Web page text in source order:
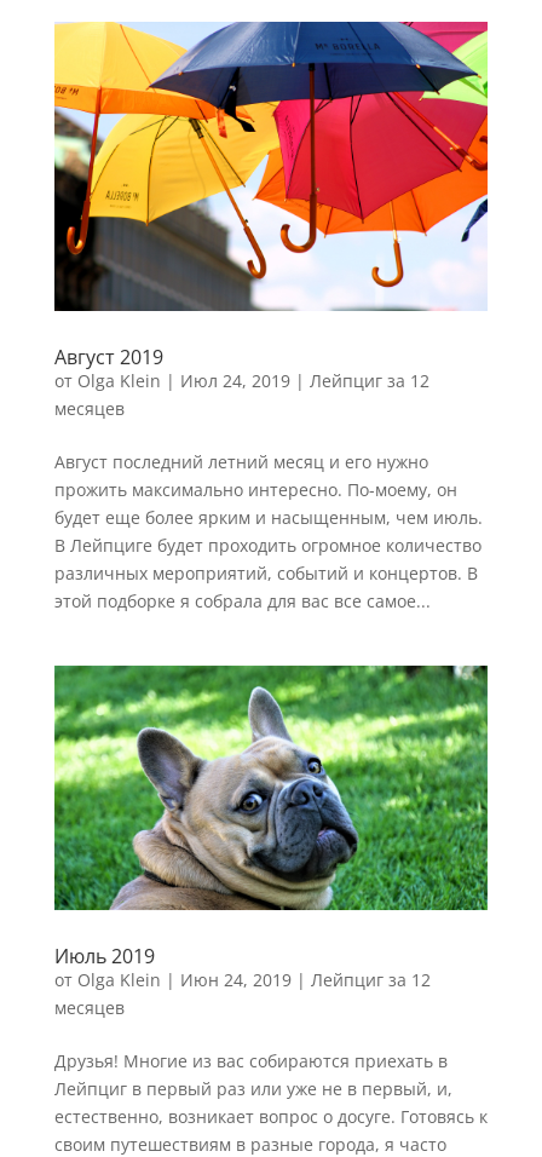
Август 2019
от Olga Klein | Июл 24, 2019| Лейпциг за 12
месяцев
Август последний летний месяц и его нужно
прожить максимально интересно. По-моему, он
будет еще более ярким и насыщенным, чем июль.
В Лейпциге будет проходить огромное количество
различных мероприятий, событий и концертов. В
этой подборке я собрала для вас все самое...
Июль 2019
от Olga Klein | Июн 24, 2019| Лейпциг за 12
месяцев
Друзья! Многие из вас собираются приехать в
Лейпциг в первый раз или уже не в первый, и,
естественно, возникает вопрос о досуге. Готовясь к
своим путешествиям в разные города, я часто